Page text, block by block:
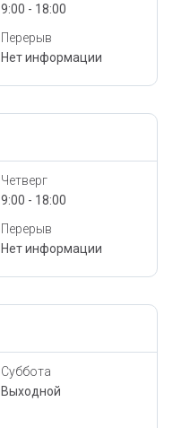
9:00 - 18:00
Перерыв
Нет информации
Четверг
9:00 - 18:00
Перерыв
Нет информации
Суббота
Выходной